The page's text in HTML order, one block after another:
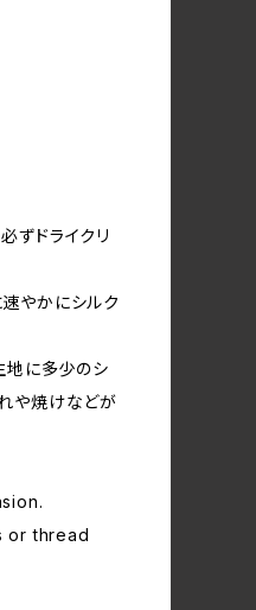
ずドライクリ
やかにシルク
地に多少のシ
や焼けなどが
or thread